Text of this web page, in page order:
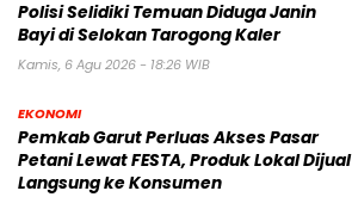
Polisi Selidiki Temuan Diduga Janin
Bayi di Selokan Tarogong Kaler
Kamis, 6 Agu 2026 - 18:26 WIB
EKONOMI
Pemkab Garut Perluas Akses Pasar
Petani Lewat FESTA, Produk Lokal Dijual
Langsung ke Konsumen